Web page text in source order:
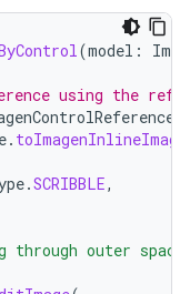
(model :
using the
. toImagenInlineImage
.SCRIBBLE,
outer